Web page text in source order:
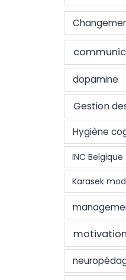
dopamine
Gestion
Hygiène
INC Belgique
Karasek
motivation